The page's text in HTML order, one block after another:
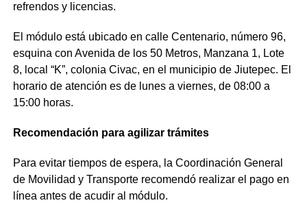
refrendos y licencias.
El módulo está ubicado en calle Centenario, número 96,
esquina con Avenida de los 50 Metros, Manzana 1, Lote
8, local “K”, colonia Civac, en el municipio de Jiutepec. El
horario de atención es de lunes a viernes, de 08:00 a
15:00 horas.
Recomendación para agilizar trámites
Para evitar tiempos de espera, la Coordinación General
de Movilidad y Transporte recomendó realizar el pago en
línea antes de acudir al módulo.